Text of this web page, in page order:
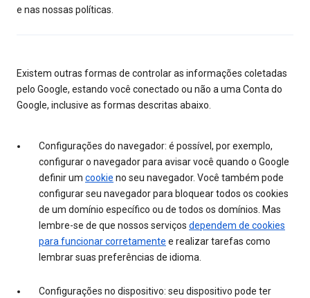
e nas nossas políticas.
Existem outras formas de controlar as informações coletadas
pelo Google, estando você conectado ou não a uma Conta do
Google, inclusive as formas descritas abaixo.
Configurações do navegador: é possível, por exemplo,
configurar o navegador para avisar você quando o Google
definir um cookie no seu navegador. Você também pode
configurar seu navegador para bloquear todos os cookies
de um domínio específico ou de todos os domínios. Mas
lembre-se de que nossos serviços dependem de cookies
para funcionar corretamente e realizar tarefas como
lembrar suas preferências de idioma.
Configurações no dispositivo: seu dispositivo pode ter